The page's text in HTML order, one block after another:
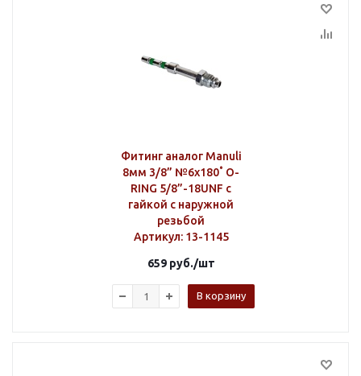
Фитинг аналог Manuli
8мм 3/8” №6х180˚ O-
RING 5/8”-18UNF с
гайкой с наружной
резьбой
Артикул: 13-1145
659руб./шт
В корзину